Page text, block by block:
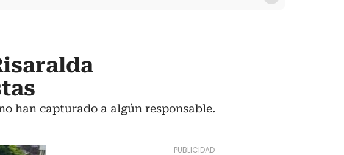
han capturado a algún responsable.